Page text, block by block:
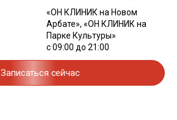
«ОН КЛИНИК на Новом
Арбате», «ОН КЛИНИК на
Парке Культуры»
с 09:00 до 21:00
Записаться сейчас